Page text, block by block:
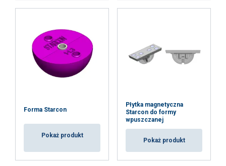
Forma Starcon
Pokaż produkt
Płytka magnetyczna
Starcon do formy
wpuszczanej
Pokaż produkt
AKCEPTUJ WSZYSTKIE
ODRZUĆ WSZYSTKIE